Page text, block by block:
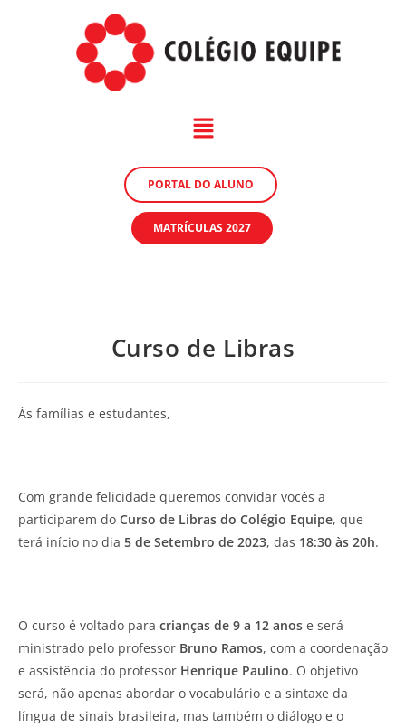
PORTAL DO ALUNO
MATRÍCULAS 2027
Curso de Libras
Às famílias e estudantes,
Com grande felicidade queremos convidar vocês a
participarem do Curso de Libras do Colégio Equipe, que
terá início no dia 5 de Setembro de 2023, das 18:30 às 20h.
O curso é voltado para crianças de 9 a 12 anos e será
ministrado pelo professor Bruno Ramos, com a coordenação
e assistência do professor Henrique Paulino. O objetivo
será, não apenas abordar o vocabulário e a sintaxe da
língua de sinais brasileira, mas também o diálogo e o